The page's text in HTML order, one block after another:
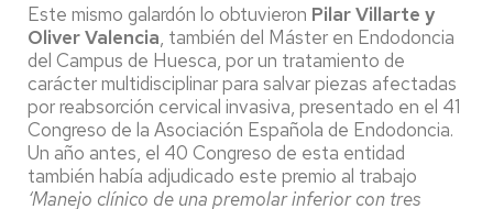
Este mismo galardón lo obtuvieron Pilar Villarte y
Oliver Valencia, también del Máster en Endodoncia
del Campus de Huesca, por un tratamiento de
carácter multidisciplinar para salvar piezas afectadas
por reabsorción cervical invasiva, presentado en el 41
Congreso de la Asociación Española de Endodoncia.
Un año antes, el 40 Congreso de esta entidad
también había adjudicado este premio al trabajo
‘Manejo clínico de una premolar inferior con tres